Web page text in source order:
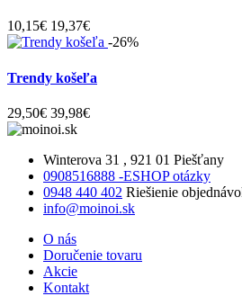
10,15€ 19,37€
-26%
Trendy košeľa
29,50€ 39,98€
Winterova 31 , 921 01 Piešťany
0908516888 -ESHOP otázky
0948 440 402 Riešienie
info@moinoi.sk
O nás
Doručenie tovaru
Akcie
Kontakt